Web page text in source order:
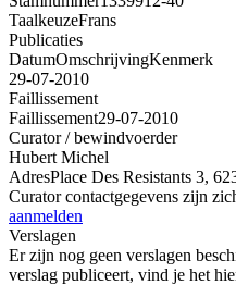
TaalkeuzeFrans
Publicaties
DatumOmschrijvingKenmerk
29-07-2010
Faillissement
Faillissement29-07-2010
Curator / bewindvoerder
Hubert Michel
AdresPlace Des Resistants 3,
Curator contactgegevens zijn
aanmelden
Verslagen
Er zijn nog geen verslagen
verslag publiceert, vind je het